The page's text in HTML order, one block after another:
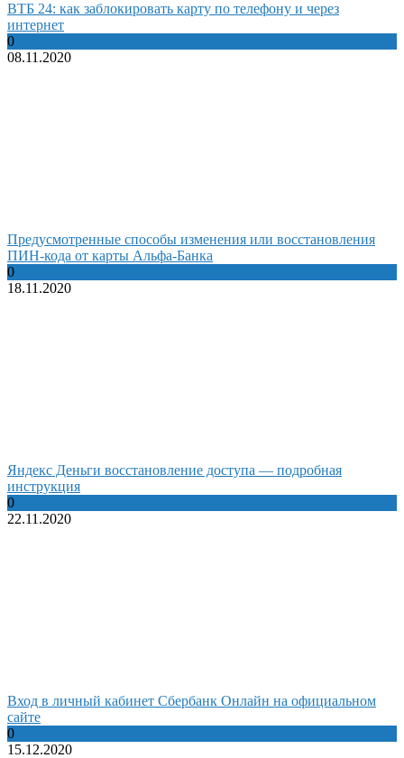
ВТБ 24: как заблокировать карту по телефону и через
интернет
0
08.11.2020
Предусмотренные способы изменения или восстановления
ПИН-кода от карты Альфа-Банка
0
18.11.2020
Яндекс Деньги восстановление доступа — подробная
инструкция
0
22.11.2020
Вход в личный кабинет Сбербанк Онлайн на официальном
сайте
0
15.12.2020